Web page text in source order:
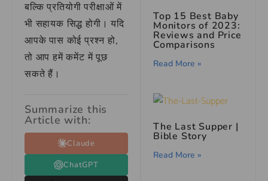
बल्कि प्रतियोगी परीक्षाओं में
भी सहायक सिद्ध होगी। यदि
आपके पास कोई प्रश्न हो,
तो आप हमें कमेंट में पूछ
सकते हैं।
Summarize this
Article with:
Claude
ChatGPT
Top 15 Best Baby
Monitors of 2023:
Reviews and Price
Comparisons
Read More »
The Last Supper |
Bible Story
Read More »